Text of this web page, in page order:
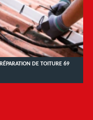
RÉPARATION DE TOITURE 69